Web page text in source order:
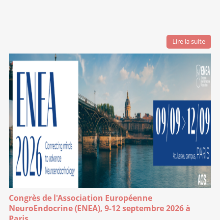
Lire la suite
Congrès de l'Association Européenne
NeuroEndocrine (ENEA), 9-12 septembre 2026 à